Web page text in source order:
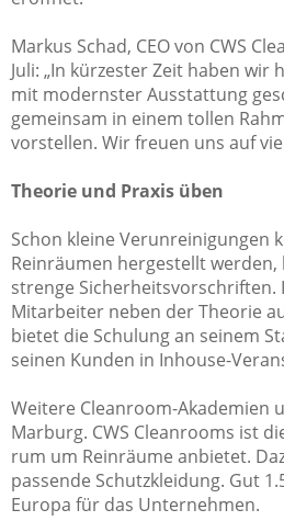
Markus Schad, CEO von CWS
Juli: „In kürzester Zeit haben
mit modernster Ausstattung
gemeinsam in einem tollen
vorstellen. Wir freuen uns auf
Theorie und Praxis üben
Schon kleine Verunreinigungen
Reinräumen hergestellt
strenge Sicherheitsvorschriften.
Mitarbeiter neben der Theorie
bietet die Schulung an seinem
seinen Kunden in Inhouse-
Weitere Cleanroom-Akademien
Marburg. CWS Cleanrooms ist
rum um Reinräume anbietet.
passende Schutzkleidung. Gut
Europa für das Unternehmen.